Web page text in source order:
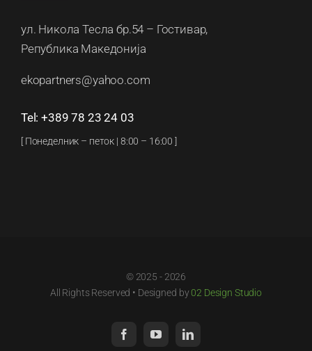
ул. Никола Тесла бр.54 – Гостивар,
Република Македонија
ekopartners@yahoo.com
Tel: +389 78 23 24 03
[ Понеделник – петок | 8:00 – 16:00 ]
© 2025 - 2026
All Rights Reserved • Designed by02 Design Studio